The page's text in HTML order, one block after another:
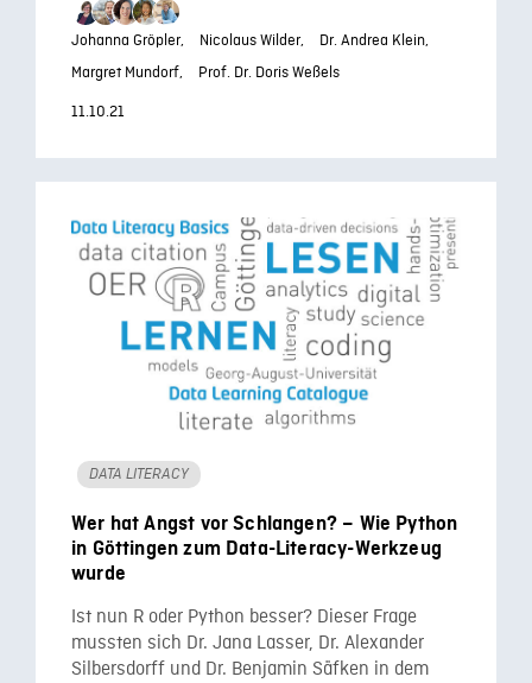
Johanna Gröpler, Nicolaus Wilder,
Dr. Andrea Klein,
Margret Mundorf,
Prof. Dr. Doris Weßels
11.10.21
DATA LITERACY
Wer hat Angst vor Schlangen? – Wie Python
in Göttingen zum Data-Literacy-Werkzeug
wurde
Ist nun R oder Python besser? Dieser Frage
mussten sich Dr. Jana Lasser, Dr. Alexander
Silbersdorff und Dr. Benjamin Säfken in dem